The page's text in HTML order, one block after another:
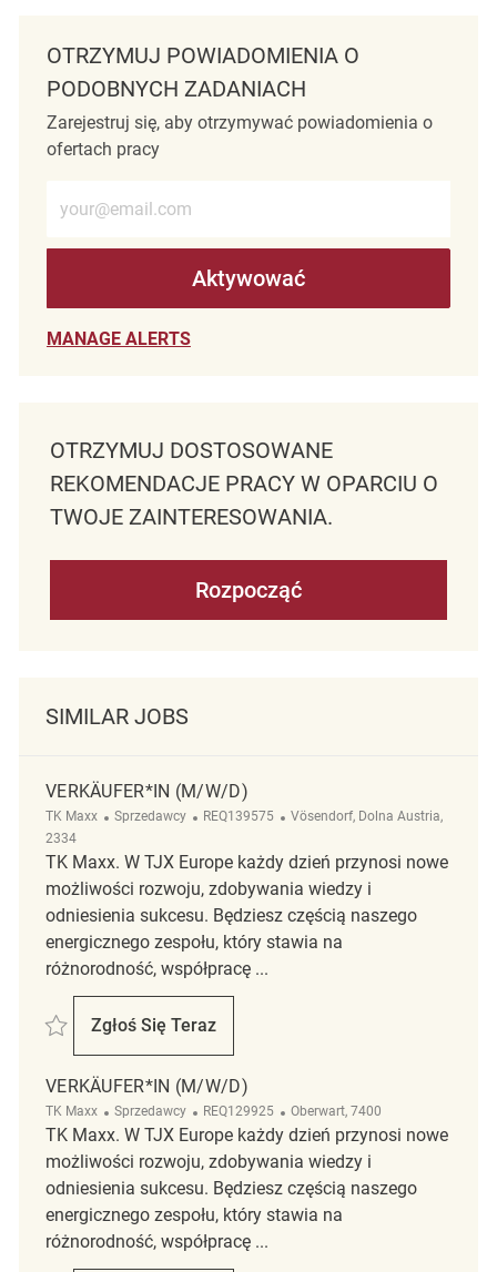
OTRZYMUJ POWIADOMIENIA O
PODOBNYCH ZADANIACH
Zarejestruj się, aby otrzymywać powiadomienia o
ofertach pracy
Aktywować
MANAGE ALERTS
OTRZYMUJ DOSTOSOWANE
REKOMENDACJE PRACY W OPARCIU O
TWOJE ZAINTERESOWANIA.
Rozpocząć
SIMILAR JOBS
VERKÄUFER*IN (M/W/D)
TK Maxx Kategoria
Sprzedawcy ReqId
REQ139575 Lokalizacja
Vösendorf, Dolna Austria,
2334
TK Maxx. W TJX Europe każdy dzień przynosi nowe
możliwości rozwoju, zdobywania wiedzy i
odniesienia sukcesu. Będziesz częścią naszego
energicznego zespołu, który stawia na
różnorodność, współpracę ...
Zapisać Verkäufer*in (m/w/d) REQ139575
Zgłoś Się Teraz
Verkäufer*in (m/w/d)
VERKÄUFER*IN (M/W/D)
TK Maxx Kategoria
Sprzedawcy ReqId
REQ129925 Lokalizacja
Oberwart, 7400
TK Maxx. W TJX Europe każdy dzień przynosi nowe
możliwości rozwoju, zdobywania wiedzy i
odniesienia sukcesu. Będziesz częścią naszego
energicznego zespołu, który stawia na
różnorodność, współpracę ...